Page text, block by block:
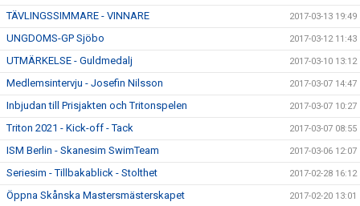
TÄVLINGSSIMMARE - VINNARE 2017-03-13 19:49
UNGDOMS-GP Sjöbo 2017-03-12 11:43
UTMÄRKELSE - Guldmedalj 2017-03-10 13:12
Medlemsintervju - Josefin Nilsson 2017-03-07 14:47
Inbjudan till Prisjakten och Tritonspelen 2017-03-07 10:27
Triton 2021 - Kick-off - Tack 2017-03-07 08:55
ISM Berlin - Skanesim SwimTeam 2017-03-06 12:07
Seriesim - Tillbakablick - Stolthet 2017-02-28 16:12
Öppna Skånska Mastersmästerskapet 2017-02-20 13:01